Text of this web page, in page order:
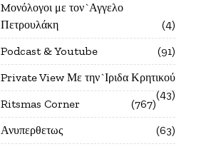
Mονόλογοι με τον`Αγγελο
Πετρουλάκη
4
Podcast & Youtube
91
Private View Με την`Ιριδα Κρητικού
43
Ritsmas Corner
767
Ανυπερθετως
63